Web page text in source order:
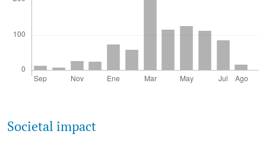
Societal impact